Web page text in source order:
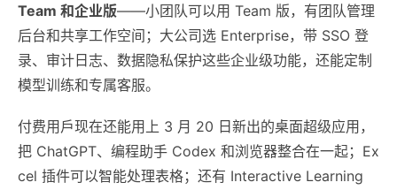
Team 和企业版——小团队可以用 Team 版，有团队管理
后台和共享工作空间；大公司选 Enterprise，带 SSO 登
录、审计日志、数据隐私保护这些企业级功能，还能定制
模型训练和专属客服。
付费用戶现在还能用上 3 月 20 日新出的桌面超级应用，
把 ChatGPT、编程助手 Codex 和浏览器整合在一起；Ex
cel 插件可以智能处理表格；还有 Interactive Learning